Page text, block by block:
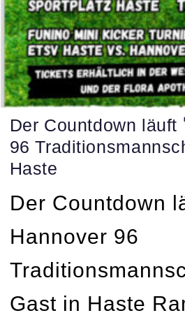
Der Countdown läuft
96
Haste
Der Countdown
Hannover 96
Gast in Haste